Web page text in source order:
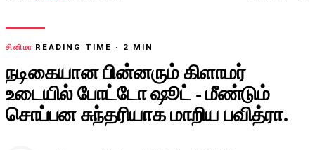
சினிமா READING TIME · 2 MIN
நடிகையான பின்னரும் கிளாமர்
உடையில் போட்டோ ஷூட் - மீண்டும்
சொப்பன சுந்தரியாக மாறிய பவித்ரா.